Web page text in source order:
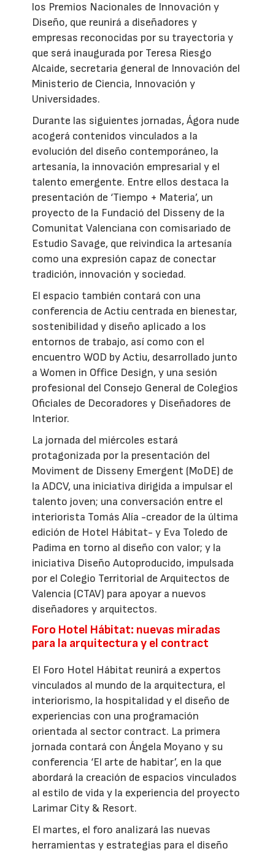
los Premios Nacionales de Innovación y
Diseño, que reunirá a diseñadores y
empresas reconocidas por su trayectoria y
que será inaugurada por Teresa Riesgo
Alcaide, secretaria general de Innovación del
Ministerio de Ciencia, Innovación y
Universidades.
Durante las siguientes jornadas, Ágora nude
acogerá contenidos vinculados a la
evolución del diseño contemporáneo, la
artesanía, la innovación empresarial y el
talento emergente. Entre ellos destaca la
presentación de ‘Tiempo + Materia’, un
proyecto de la Fundació del Disseny de la
Comunitat Valenciana con comisariado de
Estudio Savage, que reivindica la artesanía
como una expresión capaz de conectar
tradición, innovación y sociedad.
El espacio también contará con una
conferencia de Actiu centrada en bienestar,
sostenibilidad y diseño aplicado a los
entornos de trabajo, así como con el
encuentro WOD by Actiu, desarrollado junto
a Women in Office Design, y una sesión
profesional del Consejo General de Colegios
Oficiales de Decoradores y Diseñadores de
Interior.
La jornada del miércoles estará
protagonizada por la presentación del
Moviment de Disseny Emergent (MoDE) de
la ADCV, una iniciativa dirigida a impulsar el
talento joven; una conversación entre el
interiorista Tomás Alía -creador de la última
edición de Hotel Hábitat- y Eva Toledo de
Padima en torno al diseño con valor; y la
iniciativa Diseño Autoproducido, impulsada
por el Colegio Territorial de Arquitectos de
Valencia (CTAV) para apoyar a nuevos
diseñadores y arquitectos.
Foro Hotel Hábitat: nuevas miradas
para la arquitectura y el contract
El Foro Hotel Hábitat reunirá a expertos
vinculados al mundo de la arquitectura, el
interiorismo, la hospitalidad y el diseño de
experiencias con una programación
orientada al sector contract. La primera
jornada contará con Ángela Moyano y su
conferencia ‘El arte de habitar’, en la que
abordará la creación de espacios vinculados
al estilo de vida y la experiencia del proyecto
Larimar City & Resort.
El martes, el foro analizará las nuevas
herramientas y estrategias para el diseño